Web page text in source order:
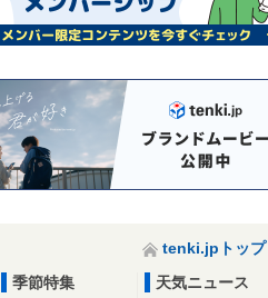
tenki.jpトップ
季節特集
天気ニュース